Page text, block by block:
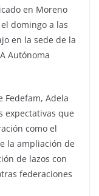
en Moreno
domingo a las
en la sede de la
Autónoma
Fedefam, Adela
expectativas que
como el
la ampliación de
de lazos con
federaciones